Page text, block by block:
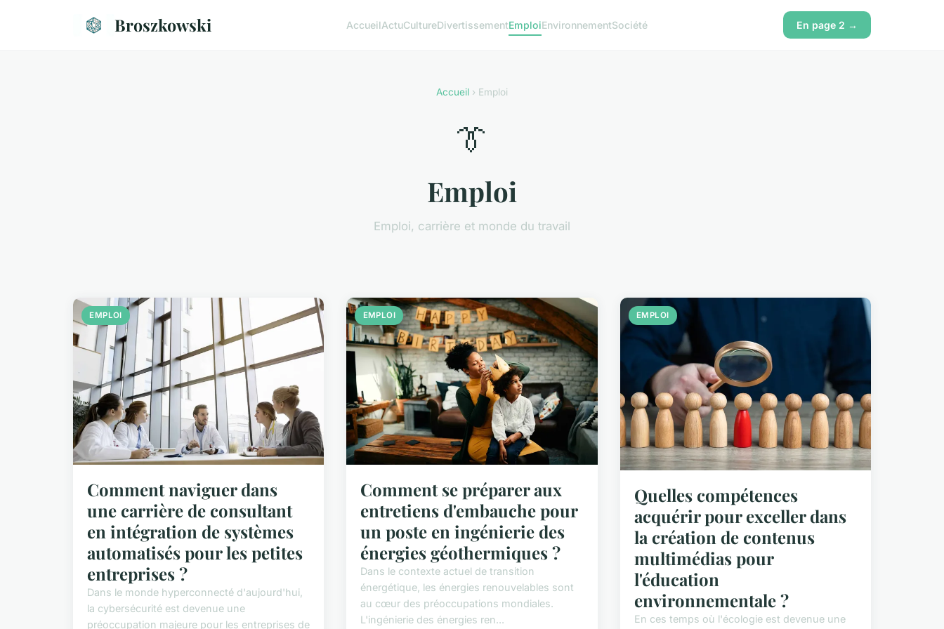
Broszkowski AccueilActuCultureDivertissementEmploiEnvironnementSociété En page 2 →
Accueil › Emploi
👔
Emploi
Emploi, carrière et monde du travail
EMPLOI
Comment naviguer dans
une carrière de consultant
en intégration de systèmes
automatisés pour les petites
entreprises ?
Dans le monde hyperconnecté d'aujourd'hui,
la cybersécurité est devenue une
préoccupation majeure pour les entreprises de
EMPLOI
Comment se préparer aux
entretiens d'embauche pour
un poste en ingénierie des
énergies géothermiques ?
Dans le contexte actuel de transition
énergétique, les énergies renouvelables sont
au cœur des préoccupations mondiales.
L'ingénierie des énergies ren...
EMPLOI
Quelles compétences
acquérir pour exceller dans
la création de contenus
multimédias pour
l'éducation
environnementale ?
En ces temps où l'écologie est devenue une